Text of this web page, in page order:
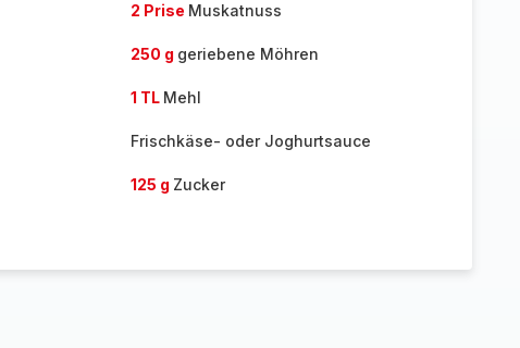
2 Prise Muskatnuss
250 g geriebene Möhren
1 TL Mehl
Frischkäse- oder Joghurtsauce
125 g Zucker